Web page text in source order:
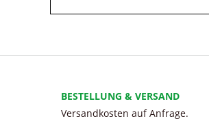
BESTELLUNG & VERSAND
Versandkosten auf Anfrage.